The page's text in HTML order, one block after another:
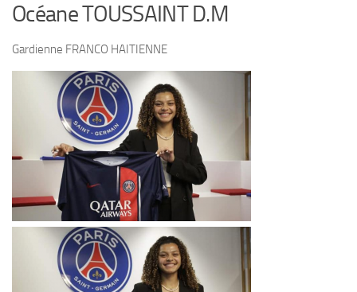
Océane TOUSSAINT D.M
Gardienne FRANCO HAITIENNE